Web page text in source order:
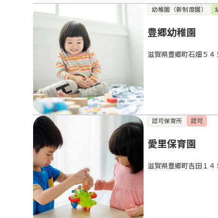
幼稚園（新制度園）
豊郷幼稚園
滋賀県豊郷町石畑５４
認可保育所 認可
愛里保育園
滋賀県豊郷町吉田１４